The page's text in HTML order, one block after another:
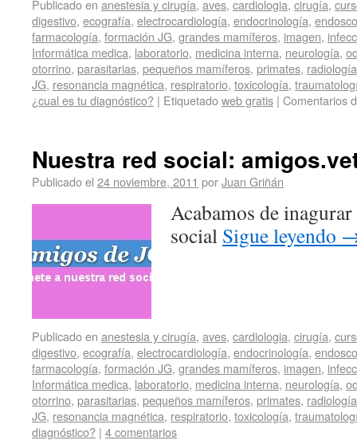
Publicado en anestesia y cirugía, aves, cardiologia, cirugía,
digestivo, ecografía, electrocardiología, endocrinología,
farmacología, formación JG, grandes mamíferos, imagen,
Informática medica, laboratorio, medicina interna, neurología,
otorrino, parasitarias, pequeños mamíferos, primates, radiología
JG, resonancia magnética, respiratorio, toxicología,
¿cual es tu diagnóstico? | Etiquetadoweb gratis | Comentarios
Nuestra red social:
Publicado el 24 noviembre, 2011 porJuan Griñán
Acabamos de
social Sigue leyendo
Publicado en anestesia y cirugía, aves, cardiologia, cirugía,
digestivo, ecografía, electrocardiología, endocrinología,
farmacología, formación JG, grandes mamíferos, imagen,
Informática medica, laboratorio, medicina interna, neurología,
otorrino, parasitarias, pequeños mamíferos, primates, radiología
JG, resonancia magnética, respiratorio, toxicología,
diagnóstico? | 4 comentarios